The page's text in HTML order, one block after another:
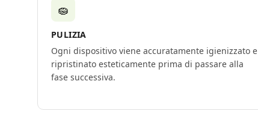
🧽
PULIZIA
Ogni dispositivo viene accuratamente igienizzato e
ripristinato esteticamente prima di passare alla
fase successiva.